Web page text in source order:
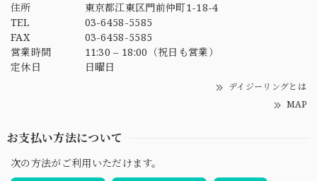
住所
東京都江東区門前仲町1-18-4
TEL
03-6458-5585
FAX
03-6458-5585
営業時間
11:30 – 18:00（祝日も営業）
定休日
日曜日
デイジーリングとは
MAP
お支払い方法について
次の方法がご利用いただけます。